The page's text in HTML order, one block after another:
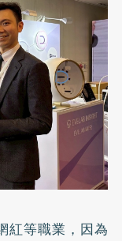
紅等職業，因為